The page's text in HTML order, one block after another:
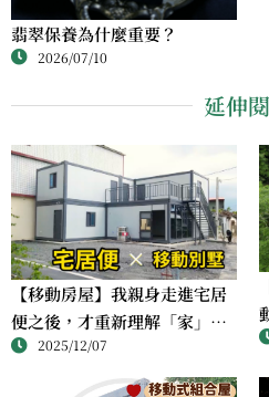
翡翠保養為什麼重要？
2026/07/10
延伸
【移動房屋】我親身走進宅居
便之後，才重新理解「家」可
以是什麼樣子
2025/12/07